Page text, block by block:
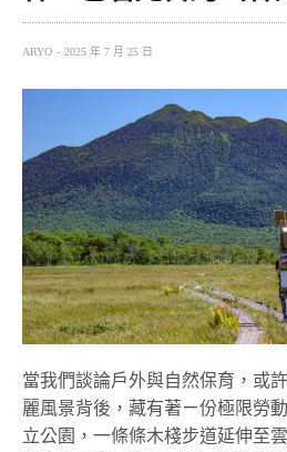
ARYO 2025 年 7 月 25 日
當我們談論戶外與自然保育，或
麗風景背後，藏有著ㄧ份極限勞
立公園，一條條木棧步道延伸至